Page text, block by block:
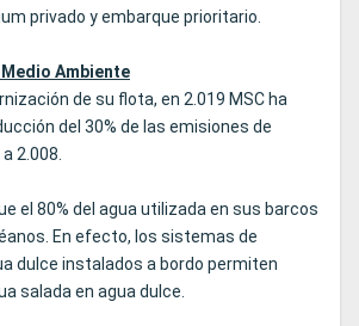
privado y embarque prioritario.
Ambiente
de su flota, en 2.019 MSC ha
del 30% de las emisiones de
2.008.
el 80% del agua utilizada en sus barcos
En efecto, los sistemas de
dulce instalados a bordo permiten
salada en agua dulce.